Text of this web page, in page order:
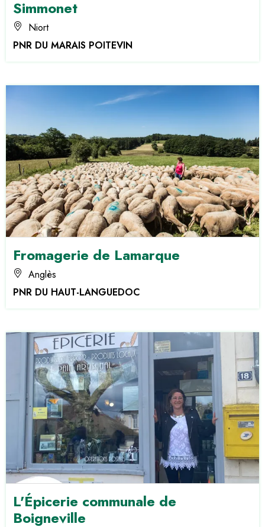
Simmonet
Niort
PNR DU MARAIS POITEVIN
Fromagerie de Lamarque
Anglès
PNR DU HAUT-LANGUEDOC
L'Épicerie communale de
Boigneville